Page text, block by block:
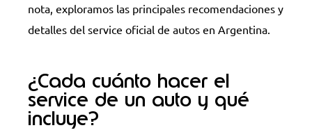
nota, exploramos las principales recomendaciones y
detalles del service oficial de autos en Argentina.
¿Cada cuánto hacer el
service de un auto y qué
incluye?